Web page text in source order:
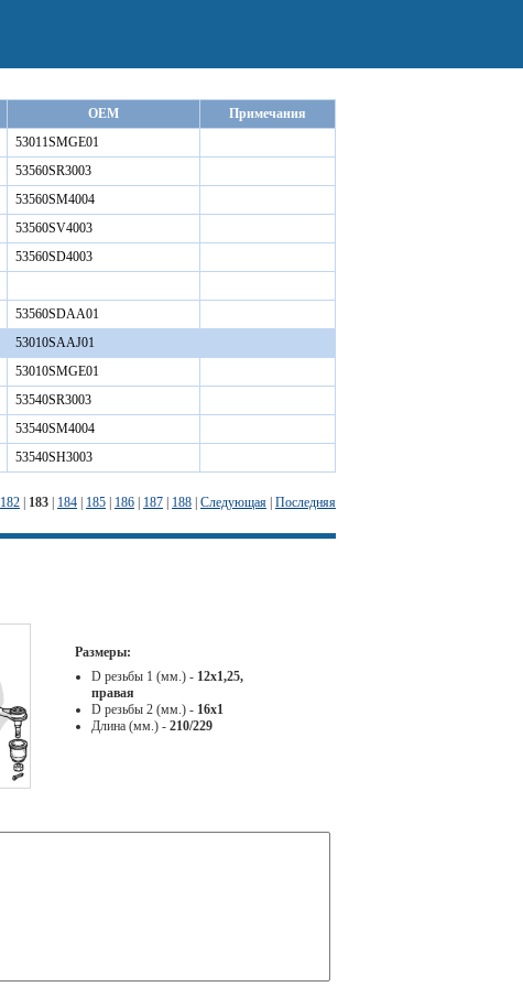
OEM
Примечания
53011SMGE01
53560SR3003
53560SM4004
53560SV4003
53560SD4003
53560SDAA01
53010SAAJ01
53010SMGE01
53540SR3003
53540SM4004
53540SH3003
182 183 184 185 186 187 188 Следующая Последняя
Размеры:
D резьбы 1 (мм.) - 12х1,25,
правая
D резьбы 2 (мм.) - 16х1
Длина (мм.) - 210/229